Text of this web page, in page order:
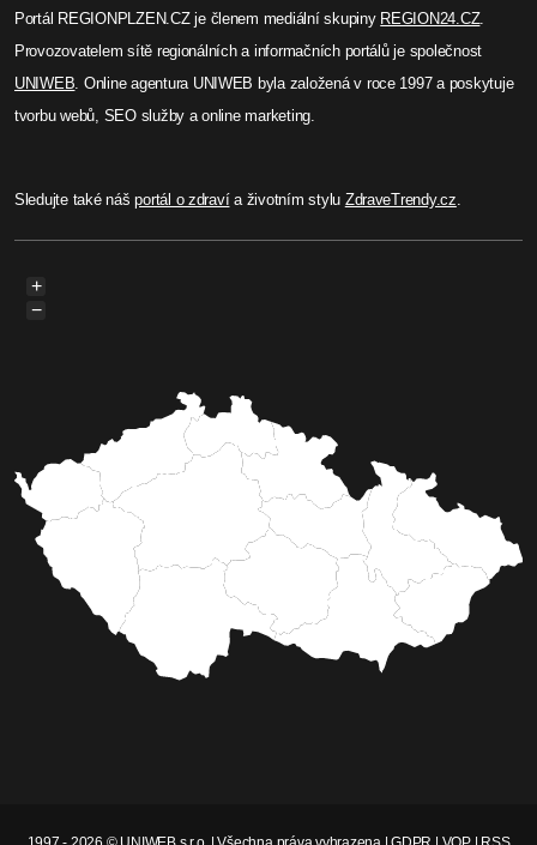
Portál REGIONPLZEN.CZ je členem mediální skupiny REGION24.CZ.
Provozovatelem sítě regionálních a informačních portálů je společnost
UNIWEB . Online agentura UNIWEB byla založená v roce 1997 a poskytuje
tvorbu webů, SEO služby a online marketing.
Sledujte také nášportál o zdravía životním stylu ZdraveTrendy.cz
+
−